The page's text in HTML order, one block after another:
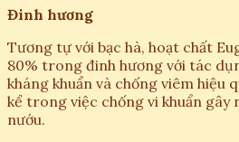
Đinh hương
Tương tự với bạc hà, hoạt chất
80% trong đinh hương với tác
kháng khuẩn và chống viêm hiệu
kể trong việc chống vi khuẩn
nướu.